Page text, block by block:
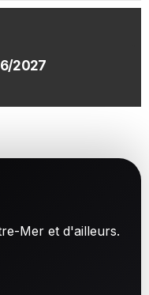
2027
Mer et d'ailleurs.